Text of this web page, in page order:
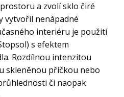
a zvolí sklo čiré
vytvořil nenápadné
interiéru je použití
s efektem
Rozdílnou intenzitou
skleněnou příčkou nebo
či naopak